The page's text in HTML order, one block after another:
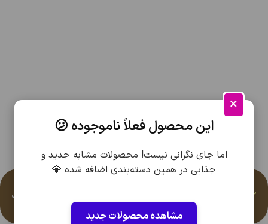
09166014303
در ساعات کاری 10 صبح الی 10 شب
تماس بگیرید، با کمال میل پاسخگوی شما هستیم
×
این محصول فعلاً ناموجوده 😕
اما جای نگرانی نیست! محصولات مشابه جدید و
جذابی در همین دسته‌بندی اضافه شده 💎
مشاهده محصولات جدید